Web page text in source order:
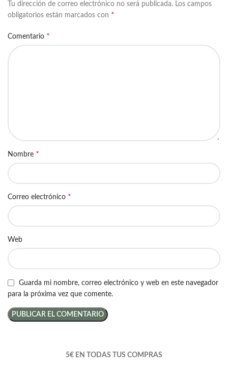
Tu dirección de correo electrónico no será publicada. Los campos
obligatorios están marcados con *
Comentario *
Nombre *
Correo electrónico *
Web
Guarda mi nombre, correo electrónico y web en este navegador
para la próxima vez que comente.
5€ EN TODAS TUS COMPRAS